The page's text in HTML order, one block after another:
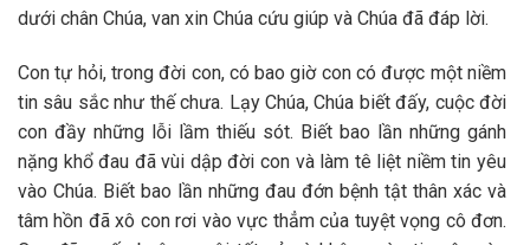
dưới chân Chúa, van xin Chúa cứu giúp và Chúa đã đáp lời.
Con tự hỏi, trong đời con, có bao giờ con có được một niềm
tin sâu sắc như thế chưa. Lạy Chúa, Chúa biết đấy, cuộc đời
con đầy những lỗi lầm thiếu sót. Biết bao lần những gánh
nặng khổ đau đã vùi dập đời con và làm tê liệt niềm tin yêu
vào Chúa. Biết bao lần những đau đớn bệnh tật thân xác và
tâm hồn đã xô con rơi vào vực thẳm của tuyệt vọng cô đơn.